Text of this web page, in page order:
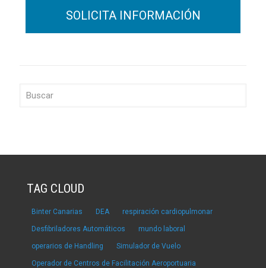
TAG CLOUD
Binter Canarias DEA respiración cardiopulmonar
Desfibriladores Automáticos mundo laboral
operarios de Handling Simulador de Vuelo
Operador de Centros de Facilitación Aeroportuaria